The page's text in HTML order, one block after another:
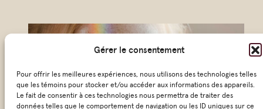
Gérer le consentement
Pour offrir les meilleures expériences, nous utilisons des technologies telles
que les témoins pour stocker et/ou accéder aux informations des appareils.
Le fait de consentir à ces technologies nous permettra de traiter des
données telles que le comportement de navigation ou les ID uniques sur ce
e